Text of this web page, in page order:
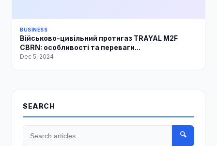
BUSINESS
Військово-цивільний протигаз TRAYAL M2F
CBRN: особливості та переваги...
Dec 5, 2024
SEARCH
🔍